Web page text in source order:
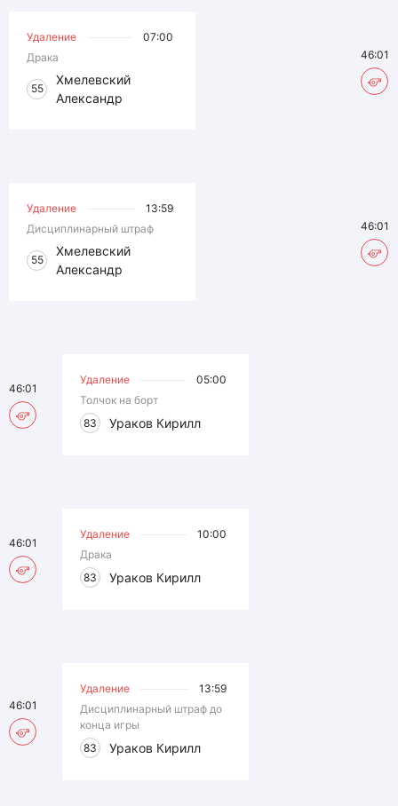
Удаление
07:00
Драка
55
Хмелевский
Александр
46:01
Удаление
13:59
Дисциплинарный штраф
55
Хмелевский
Александр
46:01
Удаление
05:00
Толчок на борт
83
Ураков Кирилл
46:01
Удаление
10:00
Драка
83
Ураков Кирилл
46:01
Удаление
13:59
Дисциплинарный штраф до
конца игры
83
Ураков Кирилл
46:01